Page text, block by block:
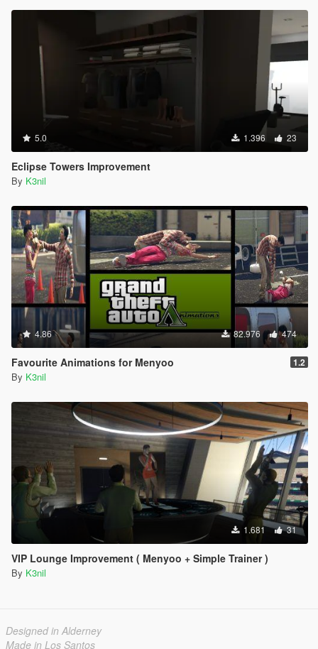
5.0 1.396 23
Eclipse Towers Improvement
By K3nil
4.86 82.976 474
Favourite Animations for Menyoo 1.2
By K3nil
1.681 31
VIP Lounge Improvement ( Menyoo + Simple Trainer )
By K3nil
Designed in Alderney
Made in Los Santos